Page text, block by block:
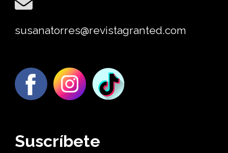
susanatorres@revistagranted.com
Suscríbete